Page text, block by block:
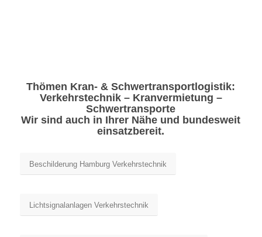
Thömen Kran- & Schwertransportlogistik:
Verkehrstechnik – Kranvermietung –
Schwertransporte
Wir sind auch in Ihrer Nähe und bundesweit
einsatzbereit.
Beschilderung Hamburg Verkehrstechnik
Lichtsignalanlagen Verkehrstechnik